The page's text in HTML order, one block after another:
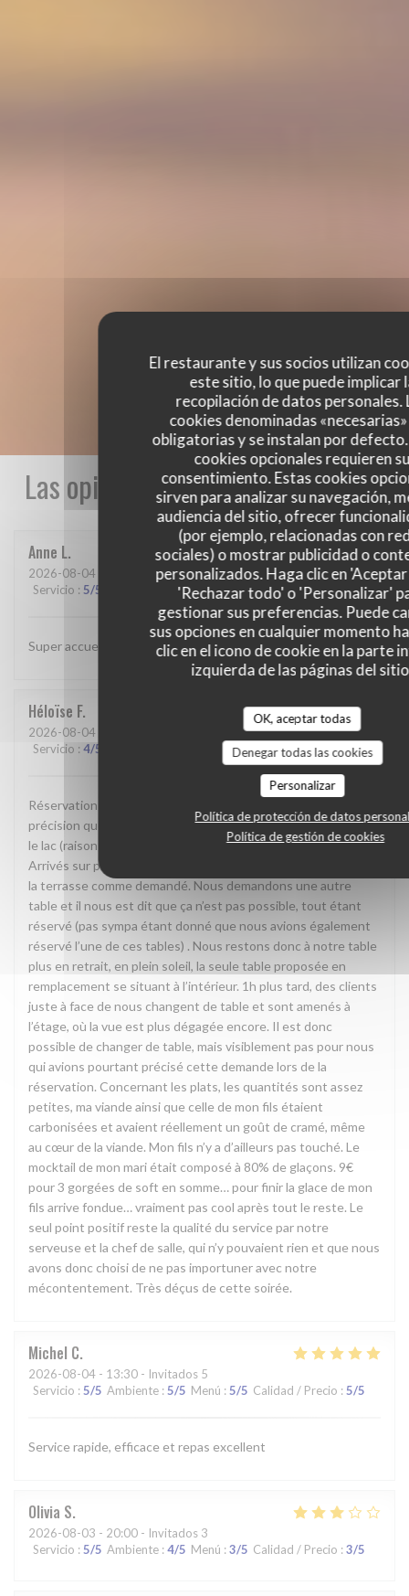
El restaurante y sus socios utilizan
este sitio, lo que puede implicar
recopilación de datos personales.
cookies denominadas
obligatorias y se instalan por
cookies opcionales requieren
consentimiento. Estas cookies
sirven para analizar su navegación,
audiencia del sitio, ofrecer
(por ejemplo, relacionadas con
sociales) o mostrar publicidad o
personalizados. Haga clic en
'Rechazar todo' o 'Personalizar'
gestionar sus preferencias. Puede
sus opciones en cualquier momento
clic en el icono de cookie en la parte
izquierda de las páginas del
OK, aceptar todas
Denegar todas las cookies
Personalizar
Política de protección de datos
Política de gestión de cookies
Las opiniones de nuestros clientes
Anne L
2026-08-04 - 19:45 - Invitados 6
Servicio : 5/5 /5 Menú:4/5 Calidad / Precio:3/5
Super accueil et service parfait
Héloïse F
2026-08-04
Servicio : 4/5 2/5 Calidad / Precio:1/5
Réservation faite 3 jours avant notre dîner, avec comme
précision que nous souhaitons être en terrasse avec vue sur
le lac (raison pour laquelle nous avons choisi ce restaurant).
Arrivés sur place nous ne sommes pas aux tables qui bordent
la terrasse comme demandé. Nous demandons une autre
table et il nous est dit que ça n’est pas possible, tout étant
réservé (pas sympa étant donné que nous avions également
réservé l’une de ces tables) . Nous restons donc à notre table
plus en retrait, en plein soleil, la seule table proposée en
remplacement se situant à l’intérieur. 1h plus tard, des clients
juste à face de nous changent de table et sont amenés à
l’étage, où la vue est plus dégagée encore. Il est donc
possible de changer de table, mais visiblement pas pour nous
qui avions pourtant précisé cette demande lors de la
réservation. Concernant les plats, les quantités sont assez
petites, ma viande ainsi que celle de mon fils étaient
carbonisées et avaient réellement un goût de cramé, même
au cœur de la viande. Mon fils n’y a d’ailleurs pas touché. Le
mocktail de mon mari était composé à 80% de glaçons. 9€
pour 3 gorgées de soft en somme… pour finir la glace de mon
fils arrive fondue… vraiment pas cool après tout le reste. Le
seul point positif reste la qualité du service par notre
serveuse et la chef de salle, qui n’y pouvaient rien et que nous
avons donc choisi de ne pas importuner avec notre
mécontentement. Très déçus de cette soirée.
Michel C
2026-08-04 - 13:30 - Invitados 5
Servicio : 5/5 Ambiente : 5/5 Menú : 5/5 Calidad / Precio : 5/5
Service rapide, efficace et repas excellent
Olivia S
2026-08-03 - 20:00 - Invitados 3
Servicio : 5/5 Ambiente : 4/5 Menú : 3/5 Calidad / Precio : 3/5